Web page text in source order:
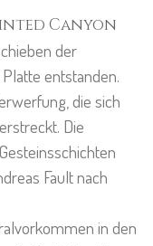
Canyon
der
entstanden.
die sich
Die
Fault nach
in den